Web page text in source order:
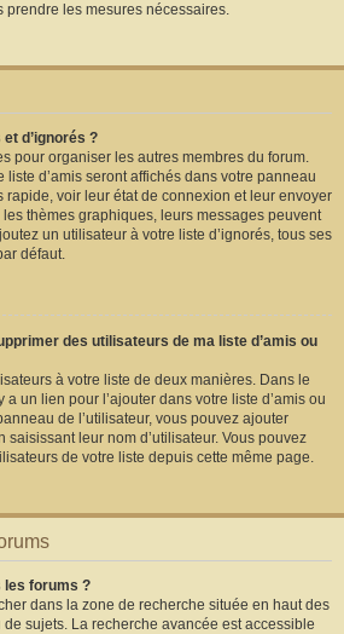
prendre les mesures nécessaires.
d’ignorés ?
pour organiser les autres membres du forum.
liste d’amis seront affichés dans votre panneau
rapide, voir leur état de connexion et leur envoyer
thèmes graphiques, leurs messages peuvent
un utilisateur à votre liste d’ignorés, tous ses
défaut.
des utilisateurs de ma liste d’amis ou
à votre liste de deux manières. Dans le
un lien pour l’ajouter dans votre liste d’amis ou
de l’utilisateur, vous pouvez ajouter
saisissant leur nom d’utilisateur. Vous pouvez
de votre liste depuis cette même page.
les forums ?
dans la zone de recherche située en haut des
de sujets. La recherche avancée est accessible